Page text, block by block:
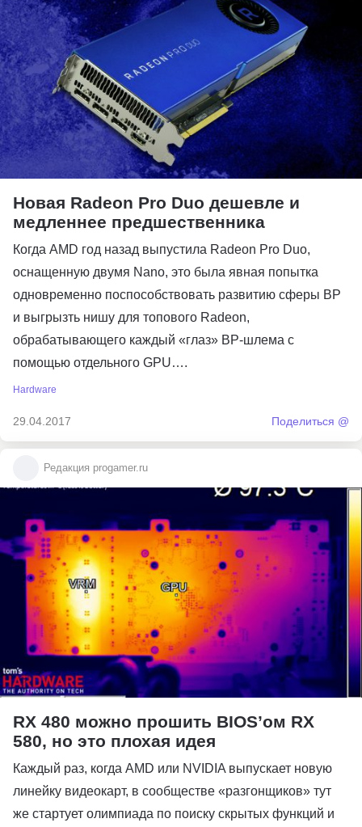
Новая Radeon Pro Duo дешевле и
медленнее предшественника
Когда AMD год назад выпустила Radeon Pro Duo,
оснащенную двумя Nano, это была явная попытка
одновременно поспособствовать развитию сферы ВР
и выгрызть нишу для топового Radeon,
обрабатывающего каждый «глаз» ВР-шлема с
помощью отдельного GPU….
Hardware
29.04.2017 Поделиться @
Редакция progamer.ru
RX 480 можно прошить BIOS’ом RX
580, но это плохая идея
Каждый раз, когда AMD или NVIDIA выпускает новую
линейку видеокарт, в сообществе «разгонщиков» тут
же стартует олимпиада по поиску скрытых функций и